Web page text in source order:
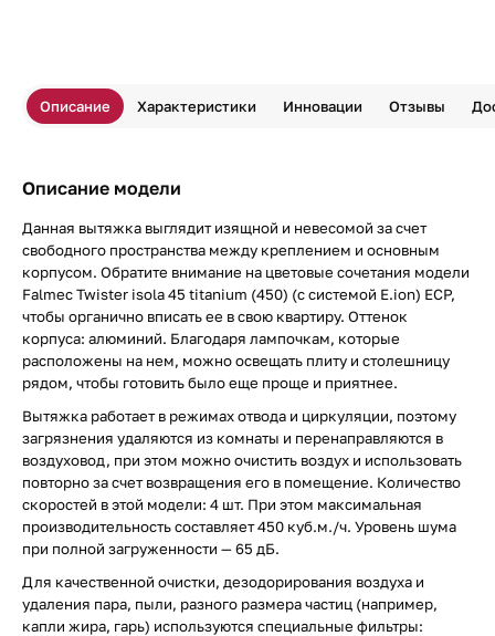
Описание Характеристики Инновации Отзывы
Описание модели
Данная вытяжка выглядит изящной и невесомой за счет
свободного пространства между креплением и основным
корпусом. Обратите внимание на цветовые сочетания модели
Falmec Twister isola 45 titanium (450) (с системой E.ion) ECP,
чтобы органично вписать ее в свою квартиру. Оттенок
корпуса: алюминий. Благодаря лампочкам, которые
расположены на нем, можно освещать плиту и столешницу
рядом, чтобы готовить было еще проще и приятнее.
Вытяжка работает в режимах отвода и циркуляции, поэтому
загрязнения удаляются из комнаты и перенаправляются в
воздуховод, при этом можно очистить воздух и использовать
повторно за счет возвращения его в помещение. Количество
скоростей в этой модели: 4 шт. При этом максимальная
производительность составляет 450 куб.м./ч. Уровень шума
при полной загруженности — 65 дБ.
Для качественной очистки, дезодорирования воздуха и
удаления пара, пыли, разного размера частиц (например,
капли жира, гарь) используются специальные фильтры: